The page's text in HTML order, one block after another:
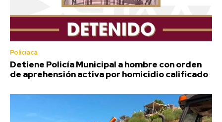
Policiaca
Detiene Policía Municipal a hombre con orden
de aprehensión activa por homicidio calificado